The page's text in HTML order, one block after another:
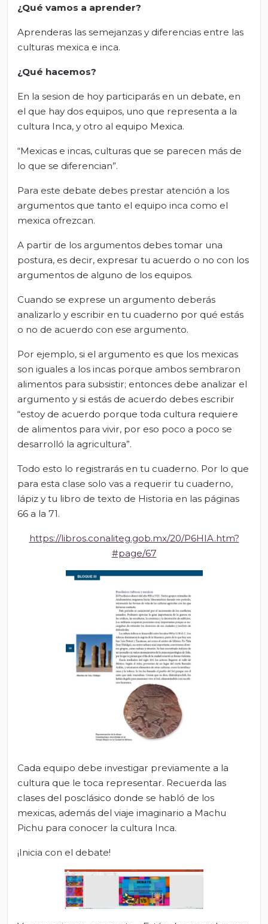
¿Qué vamos a aprender?
Aprenderas las semejanzas y diferencias entre las
culturas mexica e inca.
¿Qué hacemos?
En la sesion de hoy participarás en un debate, en
el que hay dos equipos, uno que representa a la
cultura Inca, y otro al equipo Mexica.
“Mexicas e incas, culturas que se parecen más de
lo que se diferencian”.
Para este debate debes prestar atención a los
argumentos que tanto el equipo inca como el
mexica ofrezcan.
A partir de los argumentos debes tomar una
postura, es decir, expresar tu acuerdo o no con los
argumentos de alguno de los equipos.
Cuando se exprese un argumento deberás
analizarlo y escribir en tu cuaderno por qué estás
o no de acuerdo con ese argumento.
Por ejemplo, si el argumento es que los mexicas
son iguales a los incas porque ambos sembraron
alimentos para subsistir; entonces debe analizar el
argumento y si estás de acuerdo debes escribir
“estoy de acuerdo porque toda cultura requiere
de alimentos para vivir, por eso poco a poco se
desarrolló la agricultura”.
Todo esto lo registrarás en tu cuaderno. Por lo que
para esta clase solo vas a requerir tu cuaderno,
lápiz y tu libro de texto de Historia en las páginas
66 a la 71.
https://libros.conaliteg.gob.mx/20/P6HIA.htm?
#page/67
Cada equipo debe investigar previamente a la
cultura que le toca representar. Recuerda las
clases del posclásico donde se habló de los
mexicas, además del viaje imaginario a Machu
Pichu para conocer la cultura Inca.
¡Inicia con el debate!